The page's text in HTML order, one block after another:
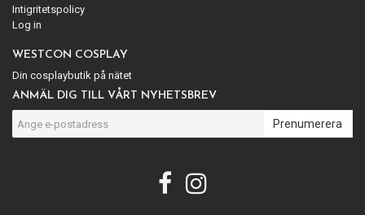
Intigritetspolicy
Log in
WESTCON COSPLAY
Din cosplaybutik på nätet
ANMÄL DIG TILL VÅRT NYHETSBREV
Prenumerera